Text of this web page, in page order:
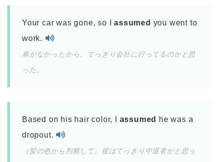
Your car was gone, so Iassumed you went to
work.
車がなかったから、てっきり会社に行ってるのかと思
った。
Based on his hair color, I assumed
he was a
dropout.
（髪の色から判断して、彼はてっきり中退者かと思っ